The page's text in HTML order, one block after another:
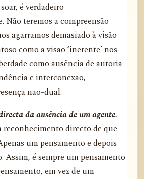
é verdadeiro
Não teremos a compreensão
agarramos demasiado à visão
como a visão ‘inerente’ nos
como ausência de autoria
e interconexão,
não-dual.
da ausência de um agente.
reconhecimento directo de que
um pensamento e depois
Assim, é sempre um pensamento
em vez de um